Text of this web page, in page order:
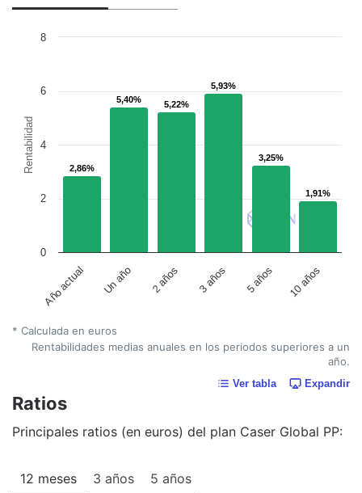
Rentabilidad 2,86%
2,86%
5,40%
5,40% 5,22%
5,22%
5,93%
5,93%
3,25%
3,25%
1,91%
1,91%
Año actual Un año 2 años 3 años 5 años 10 años
0
2
4
6
8
* Calculada en euros
Rentabilidades medias anuales en los periodos superiores a un
año.
Ver tabla Expandir
Ratios
Principales ratios (en euros) del plan Caser Global PP:
12 meses 3 años 5 años